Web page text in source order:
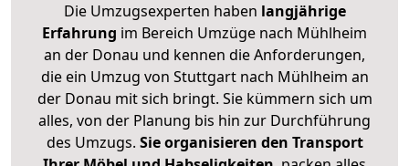
Die Umzugsexperten haben langjährige
Erfahrung im Bereich Umzüge nach Mühlheim
an der Donau und kennen die Anforderungen,
die ein Umzug von Stuttgart nach Mühlheim an
der Donau mit sich bringt. Sie kümmern sich um
alles, von der Planung bis hin zur Durchführung
des Umzugs. Sie organisieren den Transport